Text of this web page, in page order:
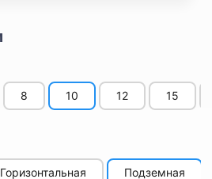
8 10 12 15
Горизонтальная Подземная